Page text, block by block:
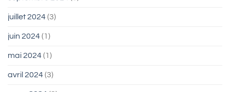
juillet 2024(3)
juin 2024(1)
mai 2024(1)
avril 2024(3)